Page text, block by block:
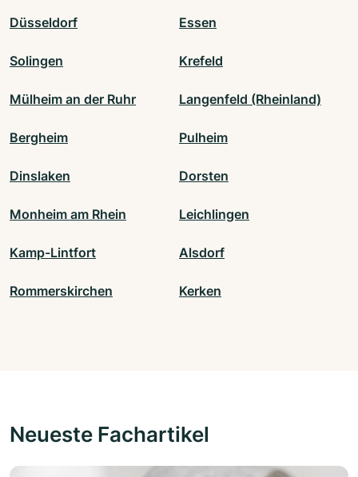
Düsseldorf Essen
Solingen Krefeld
Mülheim an der Ruhr Langenfeld (Rheinland)
Bergheim Pulheim
Dinslaken Dorsten
Monheim am Rhein Leichlingen
Kamp-Lintfort Alsdorf
Rommerskirchen Kerken
Neueste Fachartikel